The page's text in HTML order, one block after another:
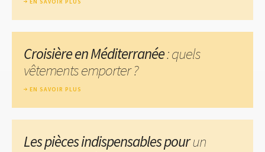
Croisière en Méditerranée: quels
vêtements emporter ?
EN SAVOIR PLUS
Les pièces indispensables pourun